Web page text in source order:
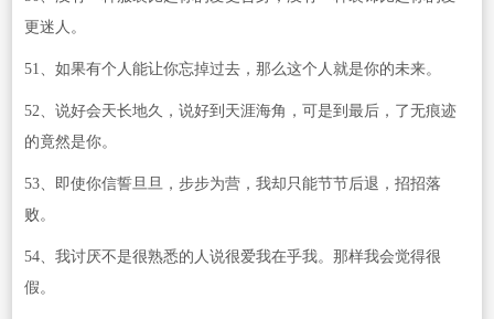
更迷人。
51、如果有个人能让你忘掉过去，那么这个人就是你的未来。
52、说好会天长地久，说好到天涯海角，可是到最后，了无痕迹
的竟然是你。
53、即使你信誓旦旦，步步为营，我却只能节节后退，招招落
败。
54、我讨厌不是很熟悉的人说很爱我在乎我。那样我会觉得很
假。